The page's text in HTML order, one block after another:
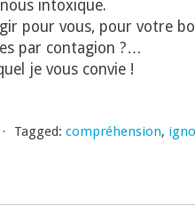
intoxique.
pour vous, pour votre
par contagion ?…
je vous convie !
⋅ Tagged: compréhension,